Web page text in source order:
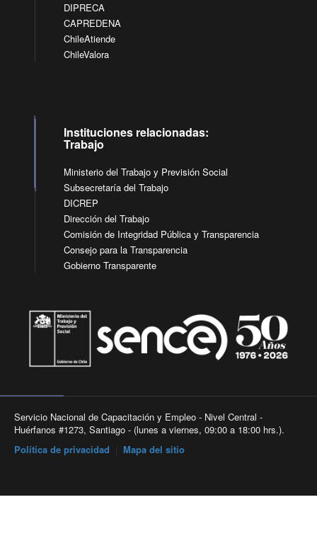
DIPRECA
CAPREDENA
ChileAtiende
ChileValora
Instituciones relacionadas:
Trabajo
Ministerio del Trabajo y Previsión Social
Subsecretaría del Trabajo
DICREP
Dirección del Trabajo
Comisión de Integridad Pública y Transparencia
Consejo para la Transparencia
Gobierno Transparente
Servicio Nacional de Capacitación y Empleo - Nivel Central -
Huérfanos #1273, Santiago - (lunes a viernes, 09:00 a 18:00 hrs.).
Política de privacidad
Mapa del sitio